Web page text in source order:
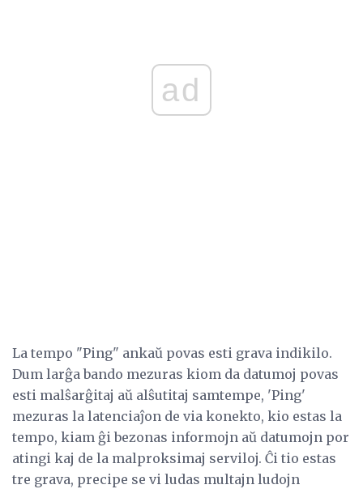
ad
La tempo "Ping" ankaŭ povas esti grava indikilo.
Dum larĝa bando mezuras kiom da datumoj povas
esti malŝarĝitaj aŭ alŝutitaj samtempe, 'Ping'
mezuras la latenciaĵon de via konekto, kio estas la
tempo, kiam ĝi bezonas informojn aŭ datumojn por
atingi kaj de la malproksimaj serviloj. Ĉi tio estas
tre grava, precipe se vi ludas multajn ludojn